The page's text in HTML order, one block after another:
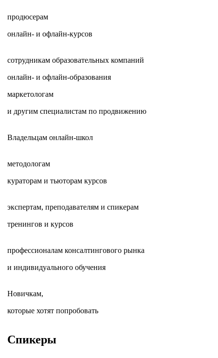
продюсерам
онлайн- и офлайн-курсов
сотрудникам образовательных компаний
онлайн- и офлайн-образования
маркетологам
и другим специалистам по продвижению
Владельцам онлайн-школ
методологам
кураторам и тьюторам курсов
экспертам, преподавателям и спикерам
тренингов и курсов
профессионалам консалтингового рынка
и индивидуального обучения
Новичкам,
которые хотят попробовать
Спикеры